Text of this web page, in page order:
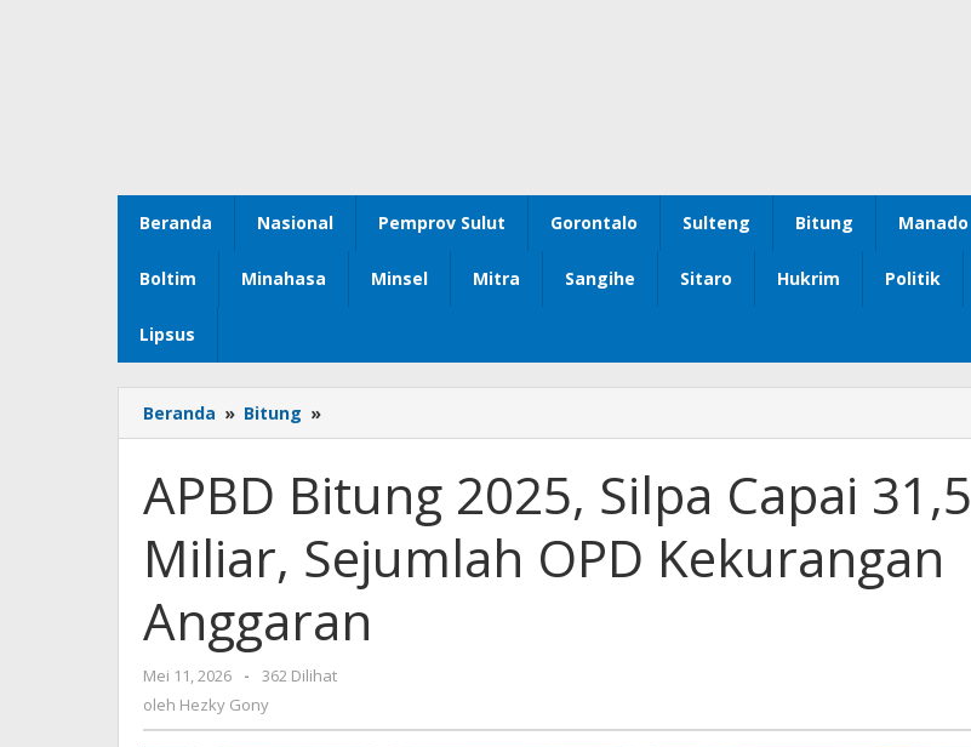
Beranda Nasional Pemprov Sulut Gorontalo Sulteng Bitung Manado
Boltim Minahasa Minsel Mitra Sangihe Sitaro Hukrim Politik
Lipsus
Beranda » Bitung »
Bitung
Silpa
Capai
31,5
Miliar,
Sejumlah
OPD
Kekurangan
Anggaran
APBD Bitung 2025, Silpa Capai 31,5
Miliar, Sejumlah OPD Kekurangan
Anggaran
Mei 11, 2026
oleh
Hezky
Gony
-
362 Dilihat
oleh Hezky Gony